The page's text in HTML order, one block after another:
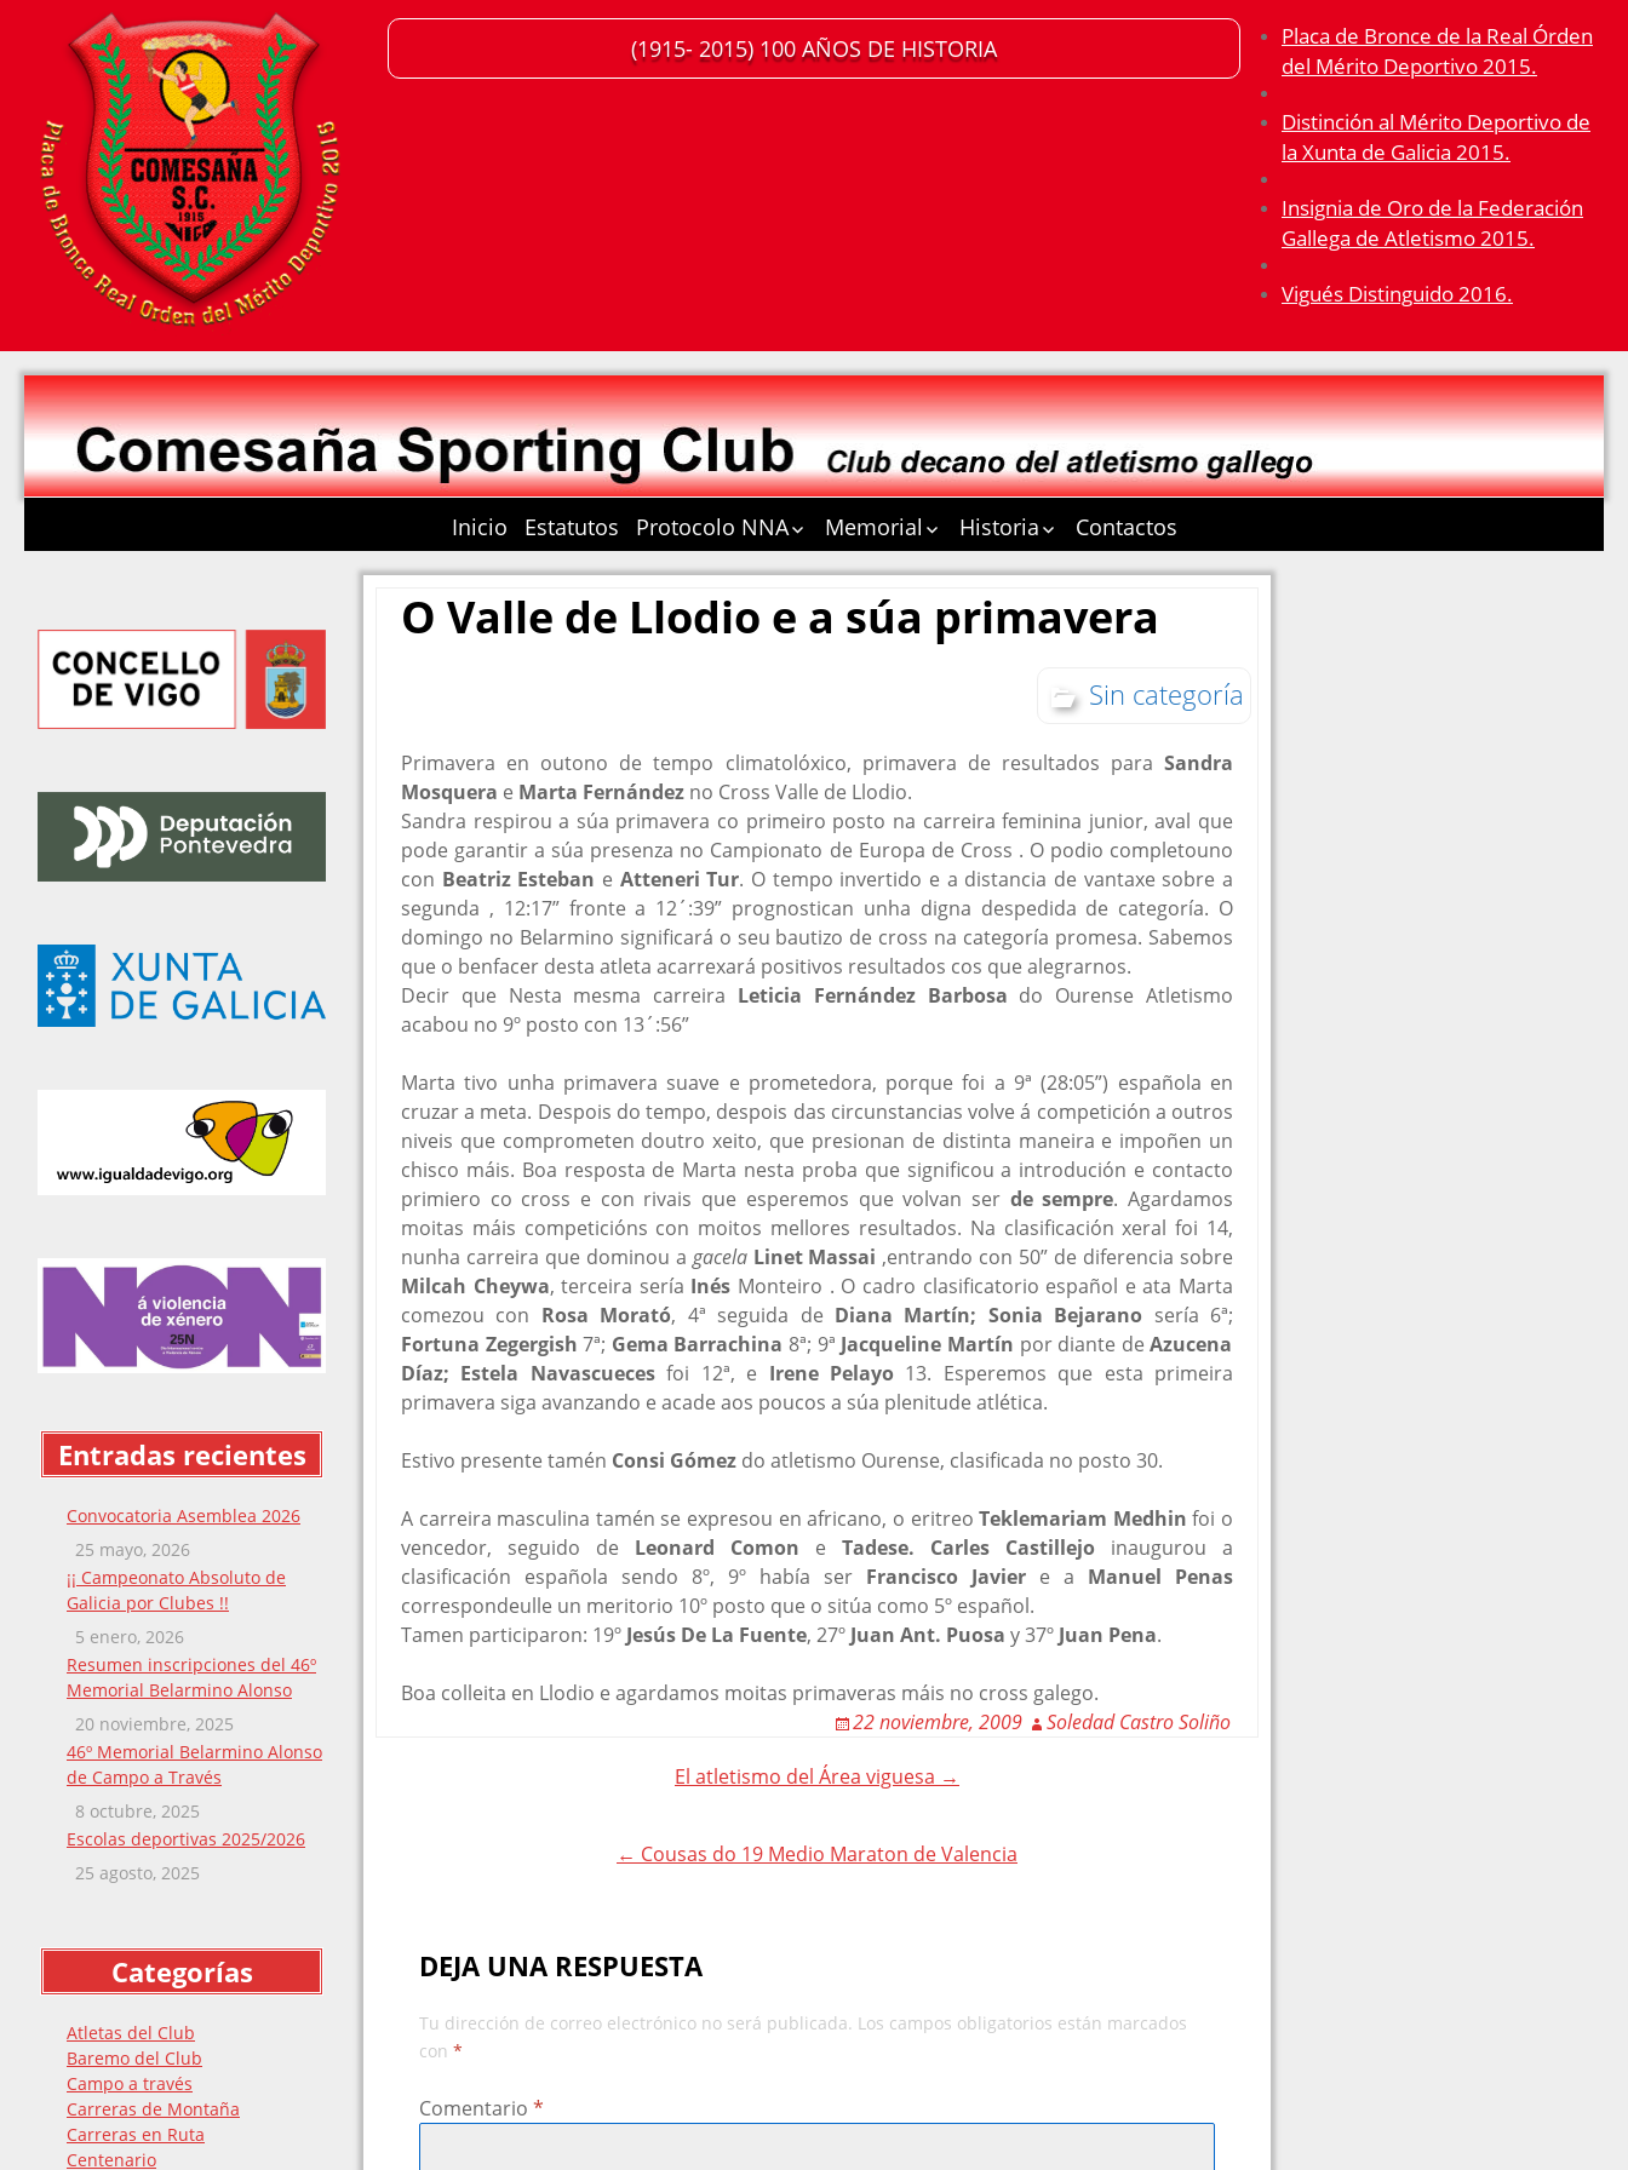
Placa de Bronce de la Real Órden
del Mérito Deportivo 2015.
Distinción al Mérito Deportivo de
la Xunta de Galicia 2015.
Insignia de Oro de la Federación
Gallega de Atletismo 2015.
Vigués Distinguido 2016.
(1915- 2015) 100 AÑOS DE HISTORIA
Inicio Estatutos
Protocolo NNA
Protocolo de
Delegado de
Memorial
46º Memorial
Ediciones anteriores
45º MBACT
Historia
100 AÑOS DE
1965, el 50
Contactos
Entradas recientes
Convocatoria Asemblea 2026
25 mayo, 2026
¡¡ Campeonato Absoluto de
Galicia por Clubes !!
5 enero, 2026
Resumen inscripciones del 46º
Memorial Belarmino Alonso
20 noviembre, 2025
46º Memorial Belarmino Alonso
de Campo a Través
8 octubre, 2025
Escolas deportivas 2025/2026
25 agosto, 2025
Categorías
Atletas del Club
Baremo del Club
Campo a través
Carreras de Montaña
Carreras en Ruta
Centenario
O Valle de Llodio e a súa primavera
Sin categoría
Primavera en outono de tempo climatolóxico, primavera de resultados para Sandra
Mosquera e Marta Fernández no Cross Valle de Llodio.
Sandra respirou a súa primavera co primeiro posto na carreira feminina junior, aval que
pode garantir a súa presenza no Campionato de Europa de Cross . O podio completouno
con Beatriz Esteban e Atteneri Tur. O tempo invertido e a distancia de vantaxe sobre a
segunda , 12:17” fronte a 12´:39” prognostican unha digna despedida de categoría. O
domingo no Belarmino significará o seu bautizo de cross na categoría promesa. Sabemos
que o benfacer desta atleta acarrexará positivos resultados cos que alegrarnos.
Decir que Nesta mesma carreira Leticia Fernández Barbosa do Ourense Atletismo
acabou no 9º posto con 13´:56”
Marta tivo unha primavera suave e prometedora, porque foi a 9ª (28:05”) española en
cruzar a meta. Despois do tempo, despois das circunstancias volve á competición a outros
niveis que comprometen doutro xeito, que presionan de distinta maneira e impoñen un
chisco máis. Boa resposta de Marta nesta proba que significou a introdución e contacto
primiero co cross e con rivais que esperemos que volvan ser de sempre. Agardamos
moitas máis competicións con moitos mellores resultados. Na clasificación xeral foi 14,
nunha carreira que dominou a gacela Linet Massai ,entrando con 50” de diferencia sobre
Milcah Cheywa, terceira sería Inés Monteiro . O cadro clasificatorio español e ata Marta
comezou con Rosa Morató, 4ª seguida de Diana Martín; Sonia Bejarano sería 6ª;
Fortuna Zegergish 7ª; Gema Barrachina 8ª; 9ª Jacqueline Martín por diante deAzucena
Díaz; Estela Navascuecesfoi 12ª, e Irene Pelayo13. Esperemos que esta primeira
primavera siga avanzando e acade aos poucos a súa plenitude atlética.
Estivo presente tamén Consi Gómez do atletismo Ourense, clasificada no posto 30.
A carreira masculina tamén se expresou en africano, o eritreoTeklemariam Medhin foi o
vencedor, seguido de Leonard Comon e Tadese. Carles Castillejo inaugurou a
clasificación española sendo 8º, 9º había ser Francisco Javier e a Manuel Penas
correspondeulle un meritorio 10º posto que o sitúa como 5º español.
Tamen participaron: 19º Jesús De La Fuente, 27º Juan Ant. Puosa y 37º Juan Pena.
Boa colleita en Llodio e agardamos moitas primaveras máis no cross galego.
22 noviembre, 2009
Soledad Castro Soliño
El atletismo del Área viguesa →
← Cousas do 19 Medio Maraton de Valencia
DEJA UNA RESPUESTA
Tu dirección de correo electrónico no será publicada. Los campos obligatorios están marcados
con*
Comentario*